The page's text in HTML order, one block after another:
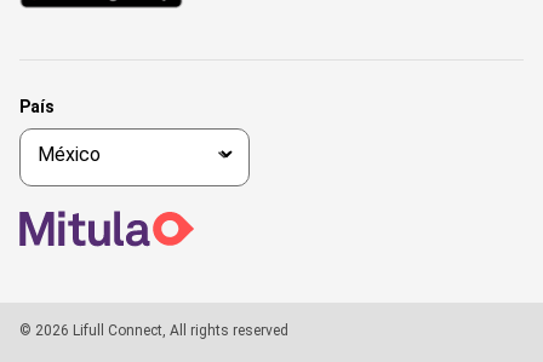
País
© 2026 Lifull Connect, All rights reserved